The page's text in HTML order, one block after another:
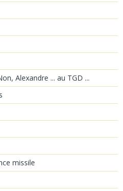
Alexandre ... au TGD ...
missile